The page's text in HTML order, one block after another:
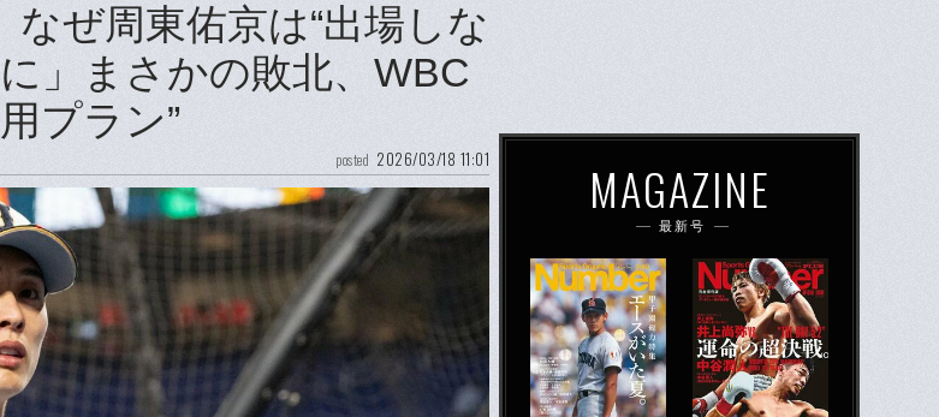
ぜ周東佑京は“出場しな
」まさかの敗北、WBC
プラン”
posted 2026/03/18 11:01 MAGAZINE
最新号